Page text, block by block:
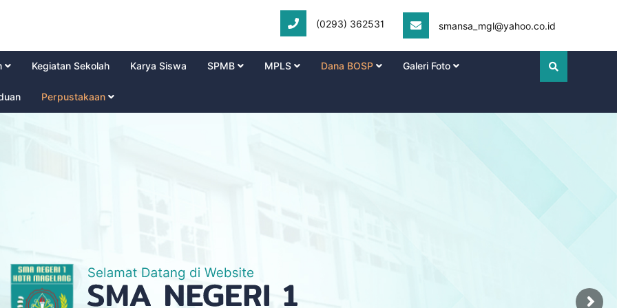
(0293) 362531 smansa_mgl@yahoo.co.id
Kegiatan Sekolah Karya Siswa SPMB MPLS Dana BOSP Galeri Foto
Perpustakaan